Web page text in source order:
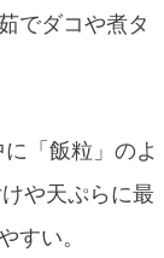
でダコや煮タ
「飯粒」のよ
や天ぷらに最
すい。